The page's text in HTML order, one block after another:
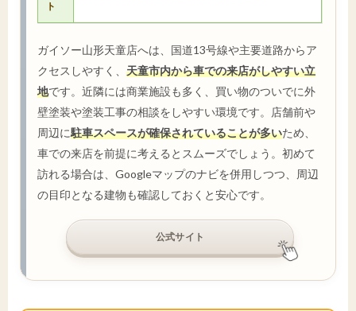
ト
ガイソー山形天童店へは、国道13号線や主要道路からア
クセスしやすく、 天童市内から車での来店がしやすい立
地です。近隣には商業施設も多く、買い物のついでに外
壁塗装や塗装工事の相談をしやすい環境です。店舗前や
周辺に駐車スペースが確保されていることが多いため、
車での来店を前提に考えるとスムーズでしょう。初めて
訪れる場合は、Googleマップのナビを併用しつつ、周辺
の目印となる建物も確認しておくと安心です。
公式サイト